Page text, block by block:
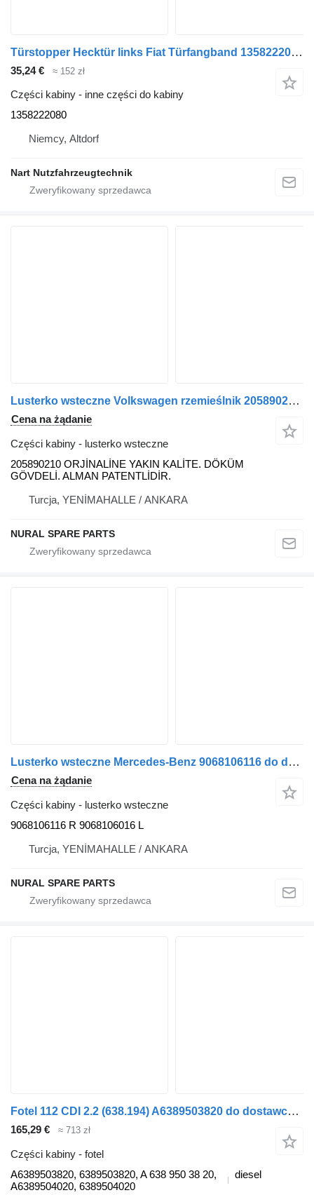
Türstopper Hecktür links Fiat Türfangband 1358222080 do dostawczego Fiat Ducato Citroen Boxer
35,24 € ≈ 152 zł
Części kabiny - inne części do kabiny
1358222080
Niemcy, Altdorf
Nart Nutzfahrzeugtechnik
Lusterko wsteczne Volkswagen rzemieślnik 205890210 do dostawczego Volkswagen CRAFTER
Cena na żądanie
Części kabiny - lusterko wsteczne
205890210 ORJİNALİNE YAKIN KALİTE. DÖKÜM
GÖVDELİ. ALMAN PATENTLİDİR.
Turcja, YENİMAHALLE / ANKARA
NURAL SPARE PARTS
Lusterko wsteczne Mercedes-Benz 9068106116 do dostawczego Mercedes-Benz SPRİNTER
Cena na żądanie
Części kabiny - lusterko wsteczne
9068106116 R 9068106016 L
Turcja, YENİMAHALLE / ANKARA
NURAL SPARE PARTS
Fotel 112 CDI 2.2 (638.194) A6389503820 do dostawczego Mercedes-Benz VITO Minibus
165,29 € ≈ 713 zł
Części kabiny - fotel
A6389503820, 6389503820, A 638 950 38 20,
A6389504020, 6389504020
diesel